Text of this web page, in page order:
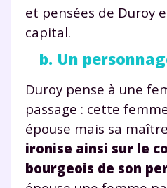
et pensées de Duroy
capital.
b. Un
Duroy pense à une
passage : cette
épouse mais sa
ironise ainsi sur le
bourgeois de son
Envie de